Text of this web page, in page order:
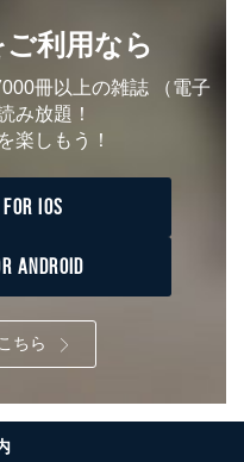
有個人データの本人ま
通知、開示、変更等
、利用停止等（「利用
提供の停止」）の求め
。 当社顧客の皆様の
ただくことが出来ま
ない方、その他の方に
さい。 また、ご登録い
などの名称および郵便
社が登録情報を変更さ
際して提出していただ
案内いたします。
利用なら
冊以上の雑誌 （電子
み放題！
を楽しもう！
IOS
ANDROID
ちら